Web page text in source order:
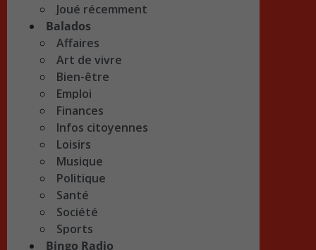
Joué récemment
Balados
Affaires
Art de vivre
Bien-être
Emploi
Finances
Infos citoyennes
Loisirs
Musique
Politique
Santé
Société
Sports
Bingo Radio